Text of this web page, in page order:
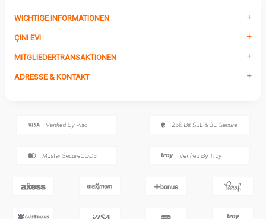
WICHTIGE INFORMATIONEN
ÇINI EVI
MITGLIEDERTRANSAKTIONEN
ADRESSE & KONTAKT